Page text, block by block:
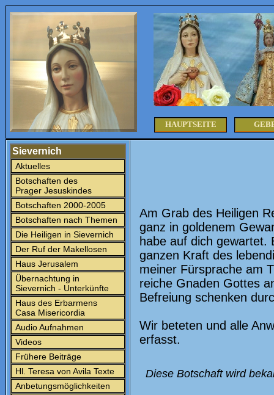
HAUPTSEITE
Sievernich
Aktuelles
Botschaften des
Prager Jesuskindes
Botschaften 2000-2005
Botschaften nach Themen
Die Heiligen in Sievernich
Der Ruf der Makellosen
Haus Jerusalem
Übernachtung in
Sievernich - Unterkünfte
Haus des Erbarmens
Casa Misericordia
Audio Aufnahmen
Videos
Frühere Beiträge
Hl. Teresa von Avila Texte
Anbetungsmöglichkeiten
Am Grab des Heiligen
ganz in goldenem
habe auf dich gewartet.
ganzen Kraft des
meiner Fürsprache am
reiche Gnaden Gottes
Befreiung schenken
Wir beteten und alle
erfasst.
Diese Botschaft wird